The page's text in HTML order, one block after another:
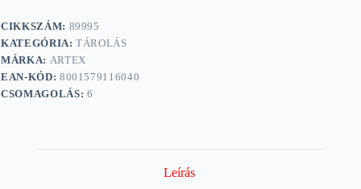
CIKKSZÁM: 89995
KATEGÓRIA:TÁROLÁS
MÁRKA: ARTEX
EAN-KÓD: 8001579116040
CSOMAGOLÁS: 6
Leírás